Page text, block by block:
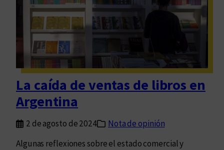
La caída de ventas de libros en
Argentina
2 de agosto de 2024
Nota de opinión
Algunas reflexiones sobre el estado comercial y